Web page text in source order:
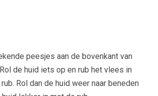
peesjes aan de bovenkant van
de huid iets op en rub het vlees in
Rol dan de huid weer naar beneden